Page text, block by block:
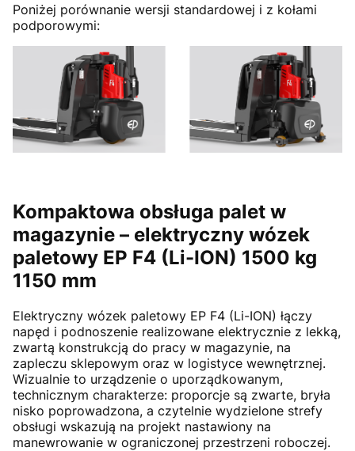
Poniżej porównanie wersji standardowej i z kołami
podporowymi:
Kompaktowa obsługa palet w
magazynie – elektryczny wózek
paletowy EP F4 (Li-ION) 1500 kg
1150 mm
Elektryczny wózek paletowy EP F4 (Li-ION) łączy
napęd i podnoszenie realizowane elektrycznie z lekką,
zwartą konstrukcją do pracy w magazynie, na
zapleczu sklepowym oraz w logistyce wewnętrznej.
Wizualnie to urządzenie o uporządkowanym,
technicznym charakterze: proporcje są zwarte, bryła
nisko poprowadzona, a czytelnie wydzielone strefy
obsługi wskazują na projekt nastawiony na
manewrowanie w ograniczonej przestrzeni roboczej.